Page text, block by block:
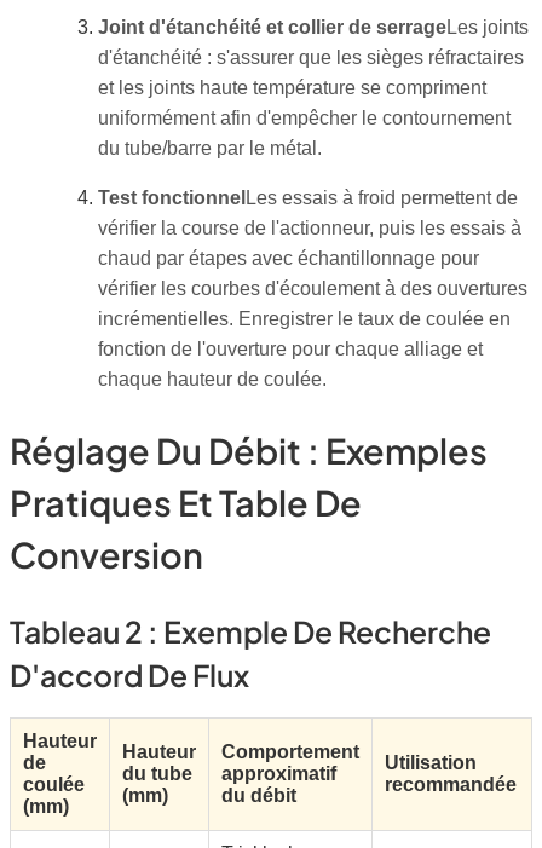
Joint d'étanchéité et collier de serrageLes joints
d'étanchéité : s'assurer que les sièges réfractaires
et les joints haute température se compriment
uniformément afin d'empêcher le contournement
du tube/barre par le métal.
Test fonctionnel Les essais à froid permettent de
vérifier la course de l'actionneur, puis les essais à
chaud par étapes avec échantillonnage pour
vérifier les courbes d'écoulement à des ouvertures
incrémentielles. Enregistrer le taux de coulée en
fonction de l'ouverture pour chaque alliage et
chaque hauteur de coulée.
Réglage Du Débit : Exemples
Pratiques Et Table De
Conversion
Tableau 2 : Exemple De Recherche
D'accord De Flux
Hauteur
de
coulée
(mm)
Hauteur
du tube
(mm)
Comportement
approximatif
du débit
Utilisation
recommandée